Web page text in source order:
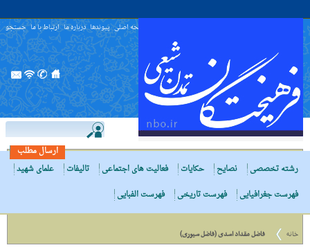
صفحه اصلی پیوندها درباره ما ارتباط با ما جستجو
ارسال مطلب
رشته تخصصی
نصایح حکایات فعالیت های اجتماعی تالیفات
علمای شهید
فهرست جغرافیایی
فهرست تاریخی فهرست الفبایی
خانه فاضل مقداد اسدی (فاضل سیوری)